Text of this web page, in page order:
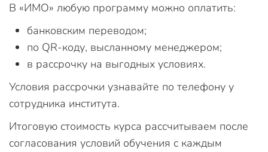
В «ИМО» любую программу можно оплатить:
банковским переводом;
по QR-коду, высланному менеджером;
в рассрочку на выгодных условиях.
Условия рассрочки узнавайте по телефону у
сотрудника института.
Итоговую стоимость курса рассчитываем после
согласования условий обучения с каждым